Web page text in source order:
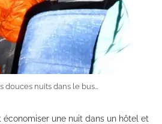
douces nuits dans le bus…
économiser une nuit dans un hôtel et